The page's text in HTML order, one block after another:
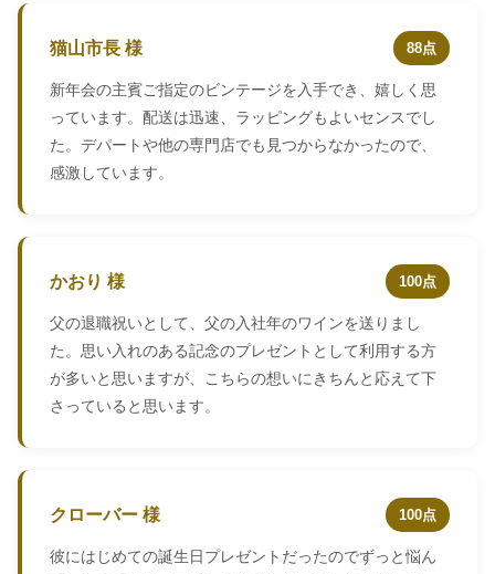
猫山市長 様 88点
新年会の主賓ご指定のビンテージを入手でき、嬉しく思
っています。配送は迅速、ラッピングもよいセンスでし
た。デパートや他の専門店でも見つからなかったので、
感激しています。
かおり 様 100点
父の退職祝いとして、父の入社年のワインを送りまし
た。思い入れのある記念のプレゼントとして利用する方
が多いと思いますが、こちらの想いにきちんと応えて下
さっていると思います。
クローバー 様 100点
彼にはじめての誕生日プレゼントだったのでずっと悩ん